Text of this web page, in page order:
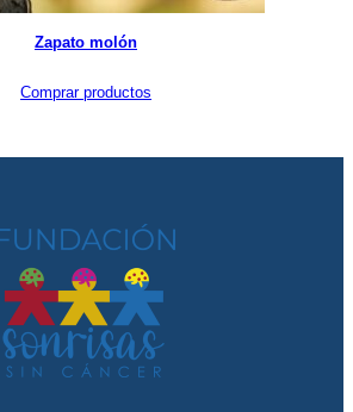
Zapato molón
Comprar productos